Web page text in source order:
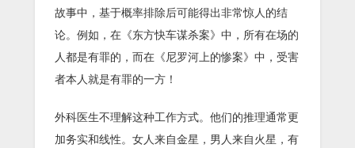
故事中，基于概率排除后可能得出非常惊人的结
论。例如，在《东方快车谋杀案》中，所有在场的
人都是有罪的，而在《尼罗河上的惨案》中，受害
者本人就是有罪的一方！
外科医生不理解这种工作方式。他们的推理通常更
加务实和线性。女人来自金星，男人来自火星，有